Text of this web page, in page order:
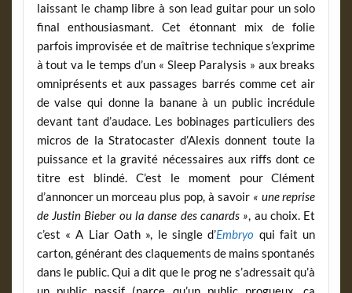
laissant le champ libre à son lead guitar pour un solo
final enthousiasmant. Cet étonnant mix de folie
parfois improvisée et de maîtrise technique s’exprime
à tout va le temps d’un « Sleep Paralysis » aux breaks
omniprésents et aux passages barrés comme cet air
de valse qui donne la banane à un public incrédule
devant tant d’audace. Les bobinages particuliers des
micros de la Stratocaster d’Alexis donnent toute la
puissance et la gravité nécessaires aux riffs dont ce
titre est blindé. C’est le moment pour Clément
d’annoncer un morceau plus pop, à savoir « une reprise
de Justin Bieber ou la danse des canards », au choix. Et
c’est « A Liar Oath », le single d’Embryo qui fait un
carton, générant des claquements de mains spontanés
dans le public. Qui a dit que le prog ne s’adressait qu’à